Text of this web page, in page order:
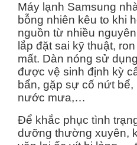
Máy lạnh Samsung
bỗng nhiên kêu to khi
nguồn từ nhiều
lắp đặt sai kỹ thuật,
mất. Dàn nóng sử
được vệ sinh định kỳ
bẩn, gặp sự cố nứt
nước mưa,…
Để khắc phục tình
dưỡng thường xuyên,